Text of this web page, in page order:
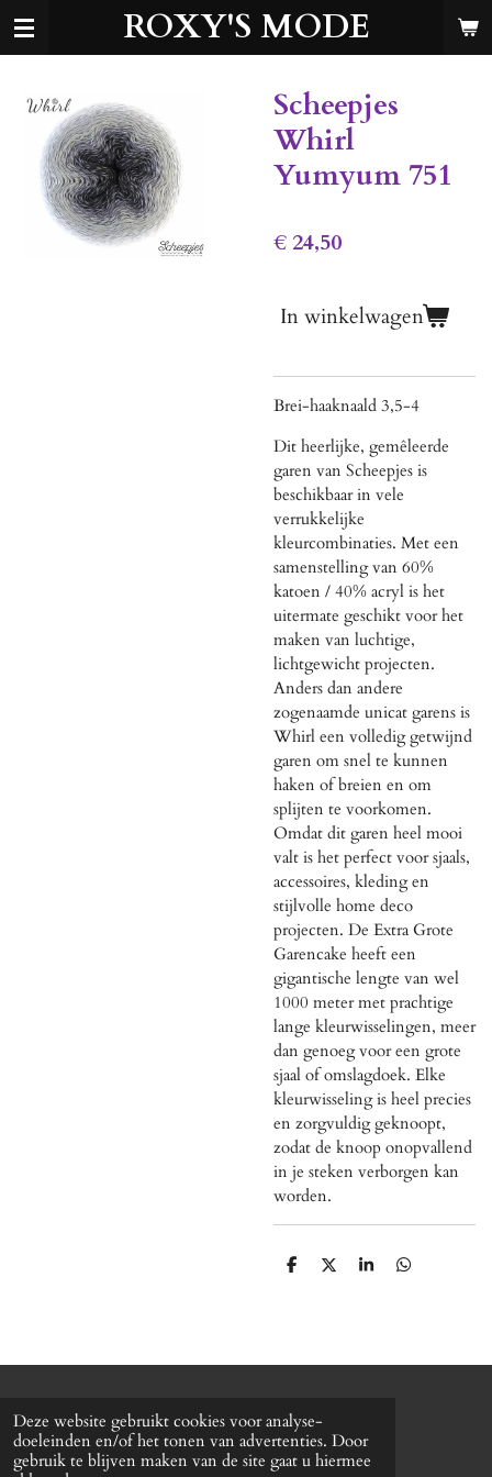
Deze website gebruikt cookies voor analyse-
doeleinden en/of het tonen van advertenties. Door
gebruik te blijven maken van de site gaat u hiermee
Ga
hoofdinhoud
ROXY'S MODE
Scheepjes
Whirl
Yumyum 751
€ 24,50
In winkelwagen
Brei-haaknaald 3,5-4
Dit heerlijke, gemêleerde
garen van Scheepjes is
beschikbaar in vele
verrukkelijke
kleurcombinaties. Met een
samenstelling van 60%
katoen / 40% acryl is het
uitermate geschikt voor het
maken van luchtige,
lichtgewicht projecten.
Anders dan andere
zogenaamde unicat garens is
Whirl een volledig getwijnd
garen om snel te kunnen
haken of breien en om
splijten te voorkomen.
Omdat dit garen heel mooi
valt is het perfect voor sjaals,
accessoires, kleding en
stijlvolle home deco
projecten. De Extra Grote
Garencake heeft een
gigantische lengte van wel
1000 meter met prachtige
lange kleurwisselingen, meer
dan genoeg voor een grote
sjaal of omslagdoek. Elke
kleurwisseling is heel precies
en zorgvuldig geknoopt,
zodat de knoop onopvallend
in je steken verborgen kan
worden.
D
D
S
D
© 2020 - 2026 Roxy's mode
Powered by JouwWeb